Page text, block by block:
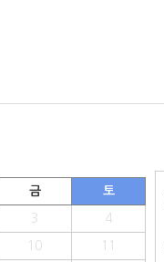
금 토
3 4
10